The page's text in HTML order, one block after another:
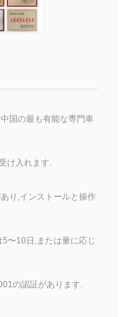
国の最も有能な専門車
け入れます.
り,インストールと操作
〜10日,または量に応じ
の認証があります.